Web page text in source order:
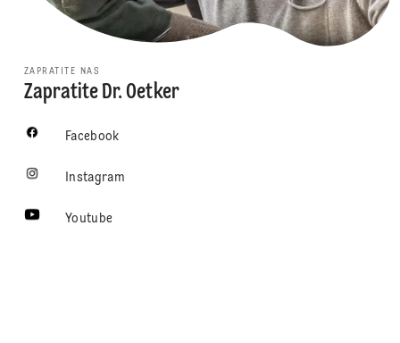
ZAPRATITE NAS
Zapratite Dr. Oetker
Facebook
Instagram
Youtube